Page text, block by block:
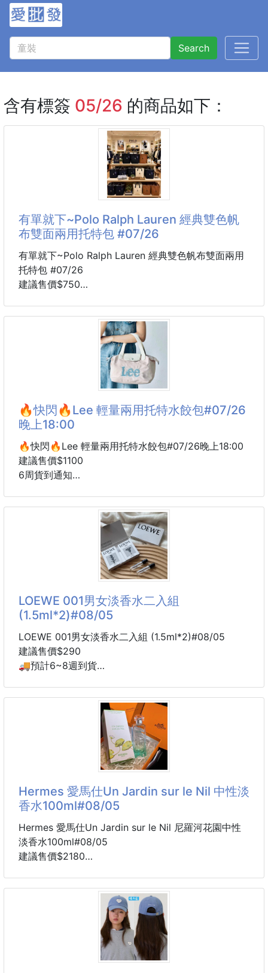
Search
含有標簽 05/26 的商品如下：
有單就下~Polo Ralph Lauren 經典雙色帆
布雙面兩用托特包 #07/26
有單就下~Polo Ralph Lauren 經典雙色帆布雙面兩用
托特包 #07/26
建議售價$750
「誰能拒絕一隻可以兩面背的拉夫勞倫！一包兩用，美
式鬆弛感隨手拿捏！」🕊️🎒
各位尋找完美通勤包、上課包的姐妹兄弟們看過來！
👉 穿深色西裝想配酷一點的包，穿溫柔針織衫又想換
個淺色系？
👉 一般大容量托特包太重，空包就很壓肩膀，而且背
久了容易起泡變形？
「終極通勤包」？
🔥快閃🔥Lee 輕量兩用托特水餃包#07/26
晚上18:00
🔥快閃🔥Lee 輕量兩用托特水餃包#07/26晚上18:00
建議售價$1100
6周貨到通知
簡約耐看的 Lee 立體刺繡 Logo，百搭又有質感💯
不管是上班、上課、逛街還是旅行，都能輕鬆駕馭
別看它外型精巧，9.7 吋 iPad、手機、長夾、耳機、化
妝品等日常用品都能輕鬆收納，一包就能滿足日常所
✔️ 內層分類口袋，收納更整齊
✔️ 拉鍊暗袋，小物不易遺失
✔️ 拉鍊封口設計，攜帶更安心
✔️ 可手提、可斜背，一包兩種背法
✔️ Lee 經典立體刺繡 Logo，
LOEWE 001男女淡香水二入組
(1.5ml*2)#08/05
LOEWE 001男女淡香水二入組 (1.5ml*2)#08/05
建議售價$290
🚚預計6~8週到貨
香，無論自用、情侶共享或體驗香氣都很適合！
男香是沉穩木質調，帶一絲絲的清冷感，整體聞起來很
有故事感，有種高級的中性氛圍；女香是溫柔又慵懶的
木質花香，甜度恰到好處，像剛洗好澡後乾淨的體香，
➡️001男士淡香水
前調：檸檬、柑橘
中調：零陵香豆
後調：檀香、麝香
前調：檸檬、柑橘
中調：牡丹、亞麻花
Hermes 愛馬仕Un Jardin sur le Nil 中性淡
香水100ml#08/05
Hermes 愛馬仕Un Jardin sur le Nil 尼羅河花園中性
淡香水100ml#08/05
建議售價$2180
專櫃售價 100ML $6000
這價格比周年慶還要誇張